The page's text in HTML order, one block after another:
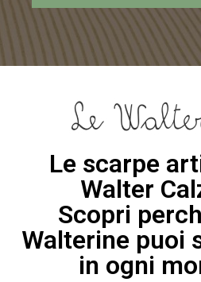
Le scarpe
Walter
Scopri
Walterine puoi
in ogni